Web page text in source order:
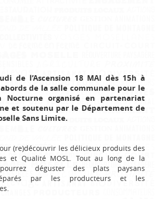
de l’Ascension 18 MAI dès 15h à
abords de la salle communale pour le
Nocturne organisé en partenariat
et soutenu par le Département de
Sans Limite.
(re)découvrir les délicieux produits des
et Qualité MOSL. Tout au long de la
déguster des plats paysans
par les producteurs et les